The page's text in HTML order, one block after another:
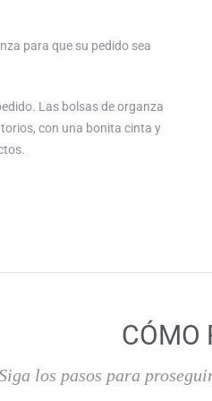
para que su pedido sea
Las bolsas de organza
con una bonita cinta y
CÓMO
los pasos para